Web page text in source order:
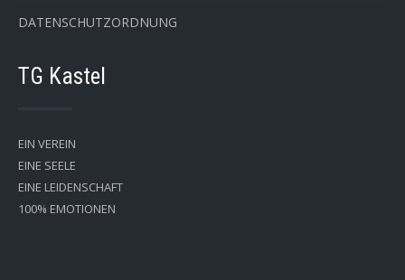
DATENSCHUTZORDNUNG
TG Kastel
EIN VEREIN
EINE SEELE
EINE LEIDENSCHAFT
100% EMOTIONEN